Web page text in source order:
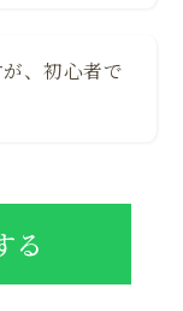
、初心者で
る